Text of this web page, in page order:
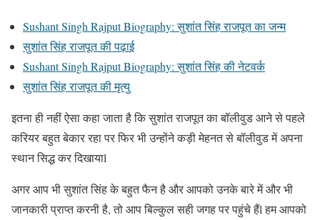
Sushant Singh Rajput Biography: सुशांत सिंह राजपूत का जन्म
सुशांत सिंह राजपूत की पढ़ाई
Sushant Singh Rajput Biography: सुशांत सिंह की नेटवर्क
सुशांत सिंह राजपूत की मृत्यु
इतना ही नहीं ऐसा कहा जाता है कि सुशांत राजपूत का बॉलीवुड आने से पहले
करियर बहुत बेकार रहा पर फिर भी उन्होंने कड़ी मेहनत से बॉलीवुड में अपना
स्थान सिद्ध कर दिखायाl
अगर आप भी सुशांत सिंह के बहुत फैन है और आपको उनके बारे में और भी
जानकारी प्राप्त करनी है, तो आप बिल्कुल सही जगह पर पहुंचे हैंl हम आपको